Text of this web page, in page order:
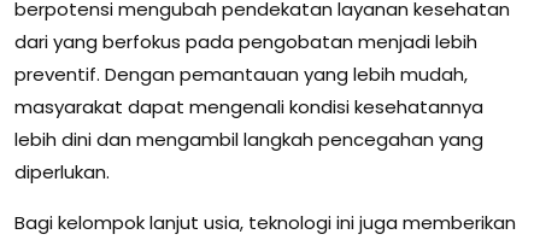
berpotensi mengubah pendekatan layanan kesehatan
dari yang berfokus pada pengobatan menjadi lebih
preventif. Dengan pemantauan yang lebih mudah,
masyarakat dapat mengenali kondisi kesehatannya
lebih dini dan mengambil langkah pencegahan yang
diperlukan.
Bagi kelompok lanjut usia, teknologi ini juga memberikan